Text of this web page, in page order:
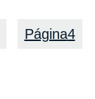
Página4